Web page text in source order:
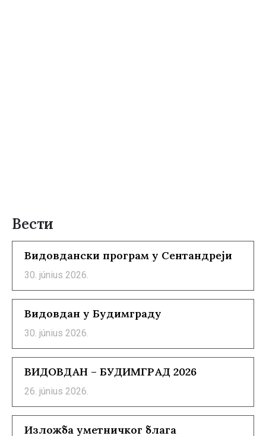
Вести
Видовдански програм у Сентандреји
30. június 2026.
Видовдан у Будимграду
30. június 2026.
ВИДОВДАН – БУДИМГРАД 2026
26. június 2026.
Изложба уметничког блага